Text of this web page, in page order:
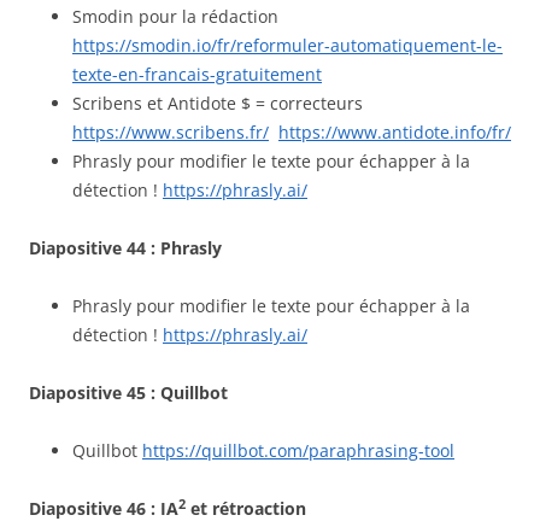
Smodin pour la rédaction
https://smodin.io/fr/reformuler-automatiquement-le-
texte-en-francais-gratuitement
Scribens et Antidote $ = correcteurs
https://www.scribens.fr/ https://www.antidote.info/fr/
Phrasly pour modifier le texte pour échapper à la
détection ! https://phrasly.ai/
Diapositive 44 : Phrasly
Phrasly pour modifier le texte pour échapper à la
détection ! https://phrasly.ai/
Diapositive 45 : Quillbot
Quillbot https://quillbot.com/paraphrasing-tool
Diapositive 46 : IA2 et rétroaction